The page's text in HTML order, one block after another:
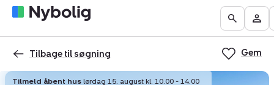
Boliger
til
salg
Find
mægler
Få
vurderet
din
bolig
Go
to
the
Search
Mit
Tilbage til søgning Gem
Tilmeld åbent hus lørdag 15. august kl. 10.00 - 14.00